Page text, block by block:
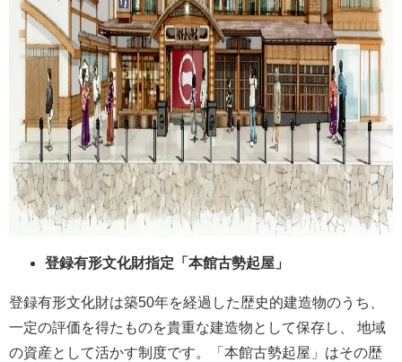
登録有形文化財指定「本館古勢起屋」
登録有形文化財は築50年を経過した歴史的建造物のうち、
一定の評価を得たものを貴重な建造物として保存し、 地域
の資産として活かす制度です。「本館古勢起屋」はその歴